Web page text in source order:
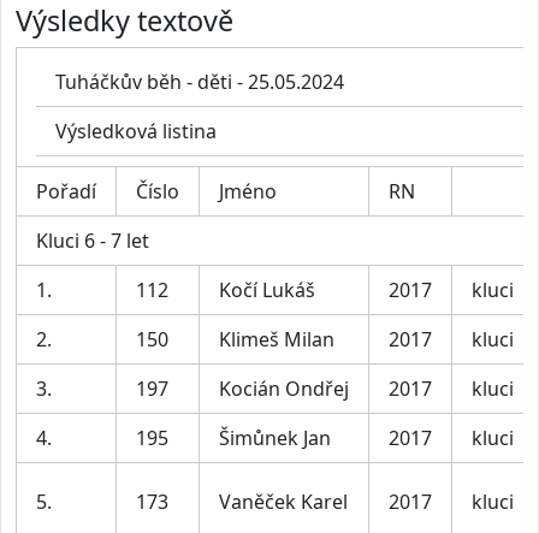
Výsledky textově
Tuháčkův běh - děti - 25.05.2024
Výsledková listina
Pořadí Číslo Jméno
RN
Kluci 6 - 7 let
1.
112 Kočí Lukáš 2017
kluci
2.
150 Klimeš Milan 2017
kluci
3.
197 Kocián Ondřej 2017
kluci
4.
195 Šimůnek Jan 2017 kluci
5. 173 Vaněček Karel 2017 kluci